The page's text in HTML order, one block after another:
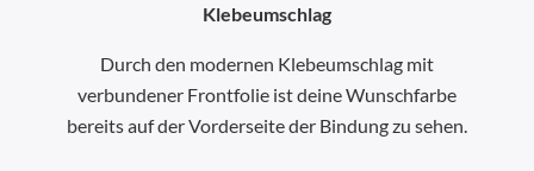
Klebeumschlag
Durch den modernen Klebeumschlag mit
verbundener Frontfolie ist deine Wunschfarbe
bereits auf der Vorderseite der Bindung zu sehen.